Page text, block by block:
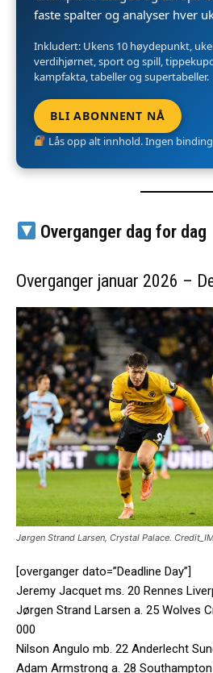
faste spalter og analyser hver
Inkludert: Ukens 10 høydepunkt,
verdihjørnet, sport og spill,
kampfakta, tabeller og supertabeller.
BLI ABONNENT NÅ
Lås opp alt innhold. Ingen
Overganger dag for dag
Overganger januar 2026 –
Jørgen Strand Larsen, Crystal Palace.
[overganger dato=”Deadline Day”]
Jeremy Jacquet ms. 20 Rennes
Jørgen Strand Larsen a. 25 Wolves
000
Nilson Angulo mb. 22 Anderlecht
Adam Armstrong a. 28